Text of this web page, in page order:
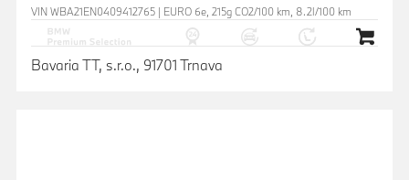
VIN WBA21EN0409412765 | EURO 6e, 215g CO2/100 km, 8.2l/100 km
Bavaria TT, s.r.o., 91701 Trnava